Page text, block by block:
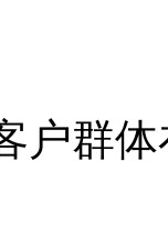
户群